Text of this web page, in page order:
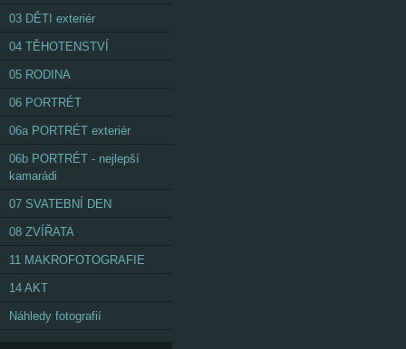
03 DĚTI exteriér
04 TĚHOTENSTVÍ
05 RODINA
06 PORTRÉT
06a PORTRÉT exteriér
06b PORTRÉT - nejlepší
kamarádi
07 SVATEBNÍ DEN
08 ZVÍŘATA
11 MAKROFOTOGRAFIE
14 AKT
Náhledy fotografií